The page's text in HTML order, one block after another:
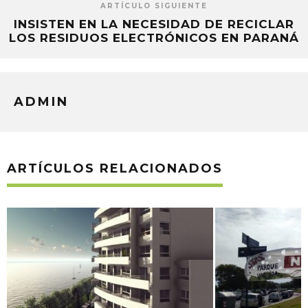
ARTÍCULO SIGUIENTE
INSISTEN EN LA NECESIDAD DE RECICLAR
LOS RESIDUOS ELECTRÓNICOS EN PARANÁ
ADMIN
ARTÍCULOS RELACIONADOS